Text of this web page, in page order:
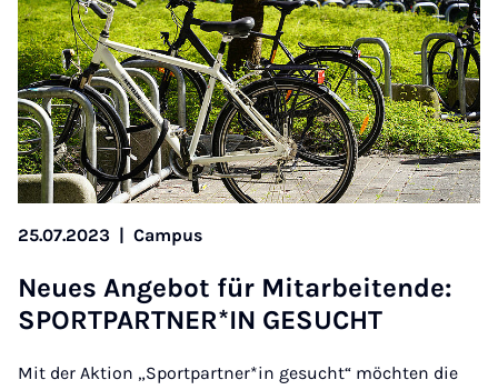
25.07.2023 | Campus
Neues An­ge­bot für Mit­arbeitende:
SPORT­PART­NER­*IN GE­SUCHT
Mit der Aktion „Sportpartner*in gesucht“ möchten die